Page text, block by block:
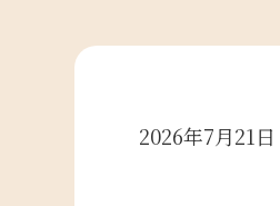
2026年7月21日